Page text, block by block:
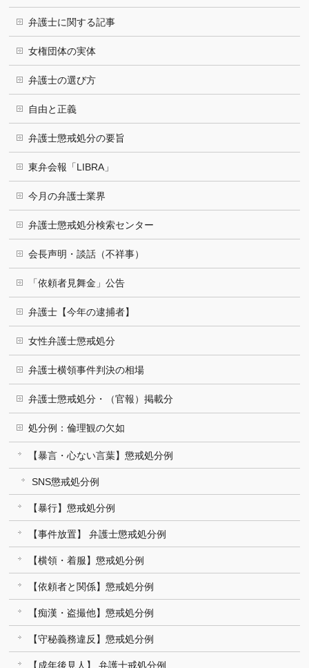
弁護士に関する記事
女権団体の実体
弁護士の選び方
自由と正義
弁護士懲戒処分の要旨
東弁会報「LIBRA」
今月の弁護士業界
弁護士懲戒処分検索センター
会長声明・談話（不祥事）
「依頼者見舞金」公告
弁護士【今年の逮捕者】
女性弁護士懲戒処分
弁護士横領事件判決の相場
弁護士懲戒処分・（官報）掲載分
処分例：倫理観の欠如
【暴言・心ない言葉】懲戒処分例
SNS懲戒処分例
【暴行】懲戒処分例
【事件放置】 弁護士懲戒処分例
【横領・着服】懲戒処分例
【依頼者と関係】懲戒処分例
【痴漢・盗撮他】懲戒処分例
【守秘義務違反】懲戒処分例
【成年後見人】 弁護士戒処分例